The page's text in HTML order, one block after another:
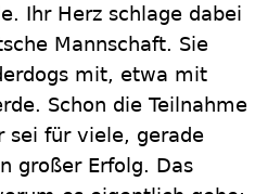
Ihr Herz schlage dabei
Mannschaft. Sie
mit, etwa mit
Schon die Teilnahme
sei für viele, gerade
großer Erfolg. Das